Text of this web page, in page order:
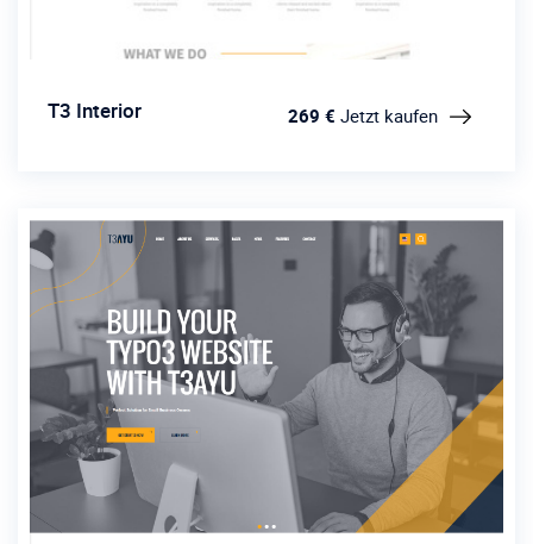
T3 Interior 269 € Jetzt kaufen